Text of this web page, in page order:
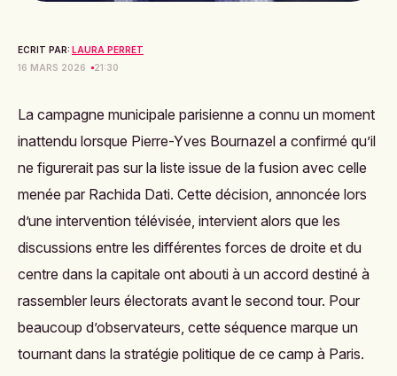
ECRIT PAR: LAURA PERRET
16 MARS 2026
21:30
La campagne municipale parisienne a connu un moment
inattendu lorsque Pierre-Yves Bournazel a confirmé qu’il
ne figurerait pas sur la liste issue de la fusion avec celle
menée par Rachida Dati. Cette décision, annoncée lors
d’une intervention télévisée, intervient alors que les
discussions entre les différentes forces de droite et du
centre dans la capitale ont abouti à un accord destiné à
rassembler leurs électorats avant le second tour. Pour
beaucoup d’observateurs, cette séquence marque un
tournant dans la stratégie politique de ce camp à Paris.